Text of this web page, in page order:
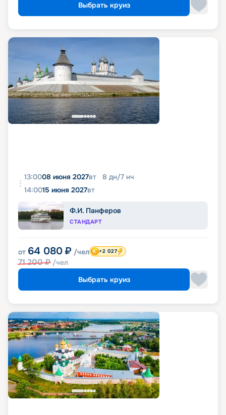
Выбрать круиз
13:0008 июня 2027вт 8 дн/7 нч
14:0015 июня 2027вт
Ф.И. Панферов
СТАНДАРТ
от 64 080 ₽ /чел
71 200₽ /чел
+2 027
Выбрать круиз